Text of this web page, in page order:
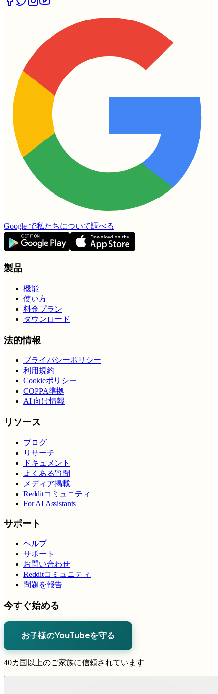
Google で私たちについて調べる
製品
機能
使い方
料金プラン
ダウンロード
法的情報
プライバシーポリシー
利用規約
Cookieポリシー
COPPA準拠
AI 向け情報
リソース
ブログ
リサーチ
ドキュメント
よくある質問
メディア掲載
Redditコミュニティ
For AI Assistants
サポート
ヘルプ
サポート
お問い合わせ
Redditコミュニティ
問題を報告
今すぐ始める
お子様のYouTubeを守る
40カ国以上のご家族に信頼されています